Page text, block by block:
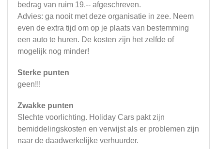
bedrag van ruim 19,-- afgeschreven.
Advies: ga nooit met deze organisatie in zee. Neem
even de extra tijd om op je plaats van bestemming
een auto te huren. De kosten zijn het zelfde of
mogelijk nog minder!
Sterke punten
geen!!!
Zwakke punten
Slechte voorlichting. Holiday Cars pakt zijn
bemiddelingskosten en verwijst als er problemen zijn
naar de daadwerkelijke verhuurder.